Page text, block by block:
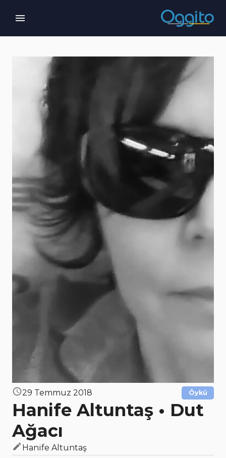
29 Temmuz 2018 Öykü
Hanife Altuntaş • Dut
Ağacı
Hanife Altuntaş